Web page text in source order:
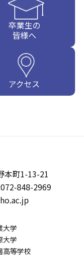
卒業生の
皆様へ
アクセス
本町1-13-21
848-2969
大学
大学
高等学校